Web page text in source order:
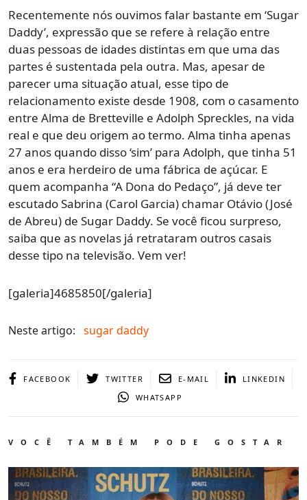
Recentemente nós ouvimos falar bastante em ‘Sugar
Daddy’, expressão que se refere à relação entre
duas pessoas de idades distintas em que uma das
partes é sustentada pela outra. Mas, apesar de
parecer uma situação atual, esse tipo de
relacionamento existe desde 1908, com o casamento
entre Alma de Bretteville e Adolph Spreckles, na vida
real e que deu origem ao termo. Alma tinha apenas
27 anos quando disso ‘sim’ para Adolph, que tinha 51
anos e era herdeiro de uma fábrica de açúcar. E
quem acompanha “A Dona do Pedaço”, já deve ter
escutado Sabrina (Carol Garcia) chamar Otávio (José
de Abreu) de Sugar Daddy. Se você ficou surpreso,
saiba que as novelas já retrataram outros casais
desse tipo na televisão. Vem ver!
[galeria]4685850[/galeria]
Neste artigo: sugar daddy
FACEBOOK TWITTER E-MAIL
LINKEDIN
WHATSAPP
VOCÊ TAMBÉM PODE GOSTAR